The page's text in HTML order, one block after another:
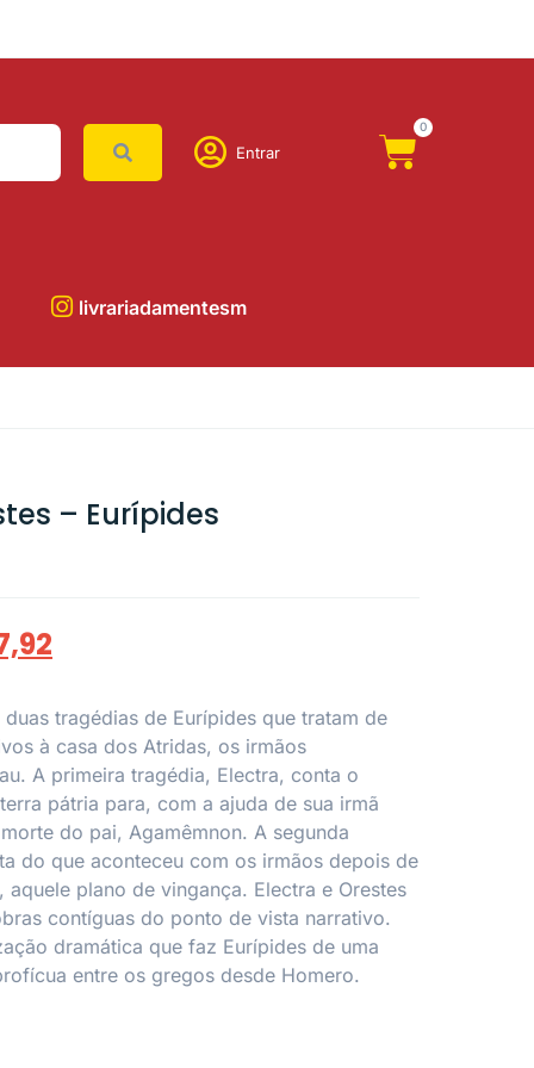
Entrar
0
livrariadamentesm
– Eurípides
duas tragédias de Eurípides que tratam de
à casa dos Atridas, os irmãos
A primeira tragédia, Electra, conta o
pátria para, com a ajuda de sua irmã
do pai, Agamêmnon. A segunda
do que aconteceu com os irmãos depois de
plano de vingança. Electra e Orestes
contíguas do ponto de vista narrativo.
dramática que faz Eurípides de uma
entre os gregos desde Homero.